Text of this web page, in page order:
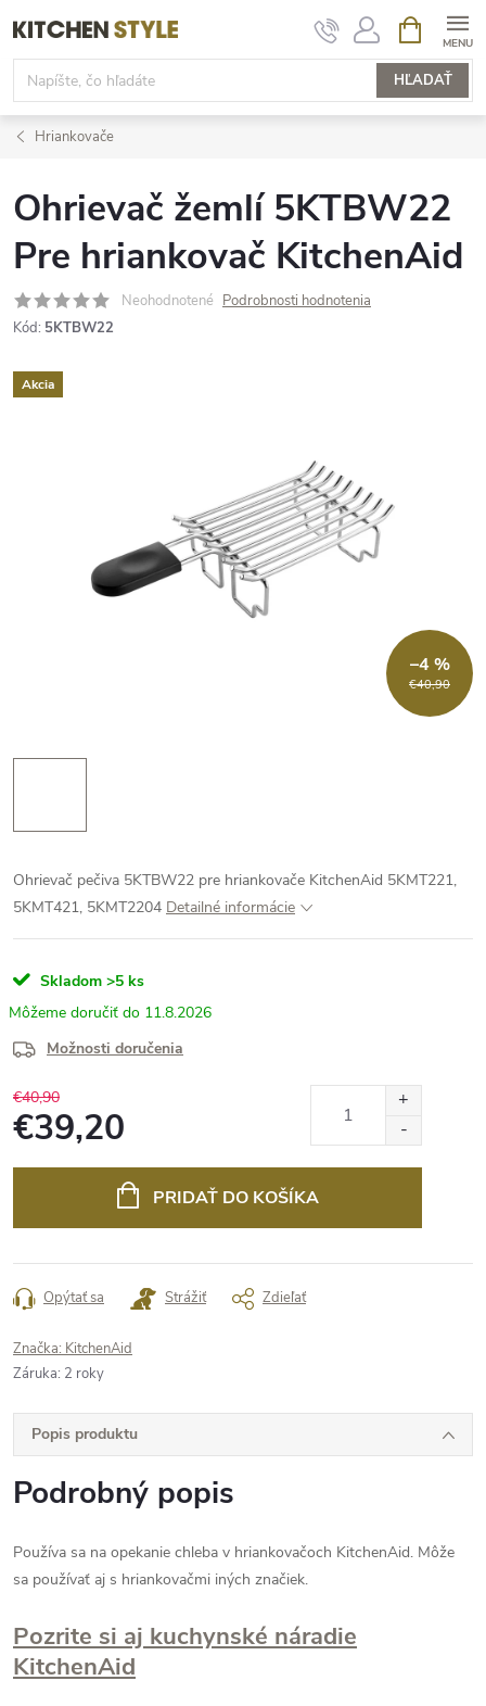
na
obsah
HĽADAŤ
KOŠÍK
Hriankovače
Ohrievač žemlí 5KTBW22
Pre hriankovač KitchenAid
Neohodnotené Podrobnosti hodnotenia
Kód: 5KTBW22
Akcia
€40,90
–4 %
Ohrievač pečiva 5KTBW22 pre hriankovače KitchenAid 5KMT221,
5KMT421, 5KMT2204 Detailné informácie
Skladom >5 ks
11.8.2026
Možnosti doručenia
€40,90
€39,20
PRIDAŤ DO KOŠÍKA
Opýtať sa Strážiť Zdieľať
Značka: KitchenAid
Záruka: 2 roky
Popis produktu
Podrobný popis
Používa sa na opekanie chleba v hriankovačoch KitchenAid. Môže
sa používať aj s hriankovačmi iných značiek.
Pozrite si aj kuchynské náradie
KitchenAid